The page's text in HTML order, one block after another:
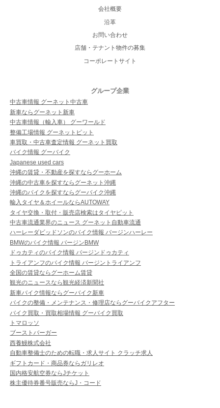
会社概要
沿革
お問い合わせ
店舗・テナント物件の募集
コーポレートサイト
グループ企業
中古車情報 グーネット中古車
新車ならグーネット新車
中古車情報（輸入車） グーワールド
整備工場情報 グーネットピット
車買取・中古車査定情報 グーネット買取
バイク情報 グーバイク
Japanese used cars
沖縄の賃貸・不動産を探すならグーホーム
沖縄の中古車を探すならグーネット沖縄
沖縄のバイクを探すならグーバイク沖縄
輸入タイヤ＆ホイールならAUTOWAY
タイヤ交換・取付・販売店検索はタイヤピット
中古車流通業界のニュース グーネット自動車流通
ハーレーダビッドソンのバイク情報 バージンハーレー
BMWのバイク情報 バージンBMW
ドゥカティのバイク情報 バージンドゥカティ
トライアンフのバイク情報 バージントライアンフ
全国の賃貸ならグーホーム賃貸
観光のニュースなら観光経済新聞社
新車バイク情報ならグーバイク新車
バイクの整備・メンテナンス・修理店ならグーバイクアフター
バイク買取・買取相場情報 グーバイク買取
トマロッソ
ブーストバーガー
西養鰻株式会社
自動車整備士のための転職・求人サイト クラッチ求人
ギフトカード・商品券ならガリレオ
国内格安航空券ならJチケット
株主優待券番号販売ならJ・コード